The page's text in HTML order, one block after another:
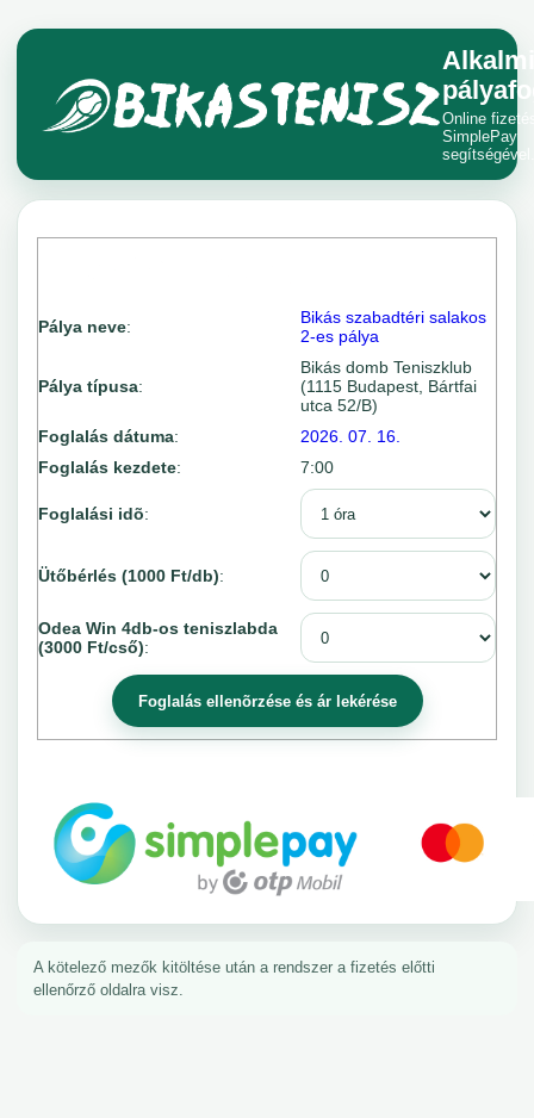
Alkalmi
Online
SimplePay
segítségével.
Pálya neve:
Bikás szabadtéri salakos
2-es pálya
Pálya típusa:
Bikás domb Teniszklub
(1115 Budapest, Bártfai
utca 52/B)
Foglalás dátuma:
2026. 07. 16.
Foglalás kezdete: 7:00
Foglalási idõ:
Ütőbérlés (1000 Ft/db):
Odea Win 4db-os teniszlabda
(3000 Ft/cső):
A kötelező mezők kitöltése után a rendszer a fizetés előtti
ellenőrző oldalra visz.